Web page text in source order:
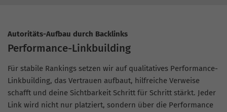
Autoritäts-Aufbau durch Backlinks
Performance-Linkbuilding
Für stabile Rankings setzen wir auf qualitatives Performance-
Linkbuilding, das Vertrauen aufbaut, hilfreiche Verweise
schafft und deine Sichtbarkeit Schritt für Schritt stärkt. Jeder
Link wird nicht nur platziert, sondern über die Performance